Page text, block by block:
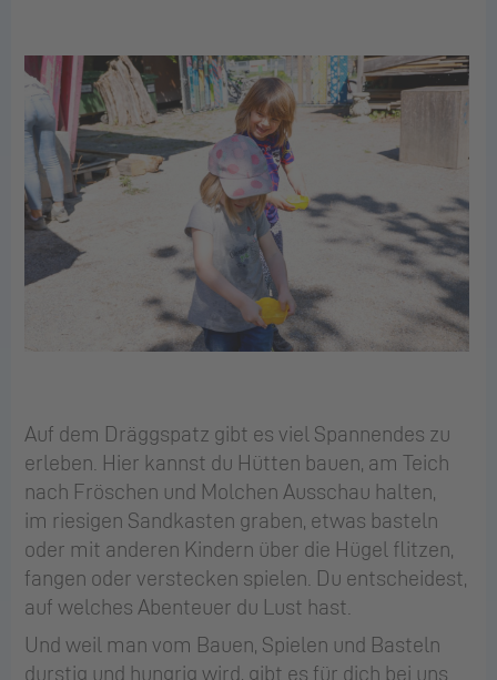
Auf dem Dräggspatz gibt es viel Spannendes zu
erleben. Hier kannst du Hütten bauen, am Teich
nach Fröschen und Molchen Ausschau halten,
im riesigen Sandkasten graben, etwas basteln
oder mit anderen Kindern über die Hügel flitzen,
fangen oder verstecken spielen. Du entscheidest,
auf welches Abenteuer du Lust hast.
Und weil man vom Bauen, Spielen und Basteln
durstig und hungrig wird, gibt es für dich bei uns